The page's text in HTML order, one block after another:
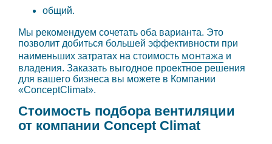
общий.
Мы рекомендуем сочетать оба варианта. Это
позволит добиться большей эффективности при
наименьших затратах на стоимость монтажа и
владения. Заказать выгодное проектное решения
для вашего бизнеса вы можете в Компании
«ConceptClimat».
Стоимость подбора вентиляции
от компании Concept Climat